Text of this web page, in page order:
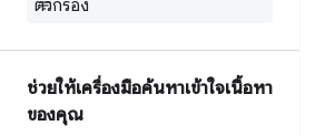
ช่วยให้เครื่องมือค้นหาเข้าใจเนื้อหา
ของคุณ